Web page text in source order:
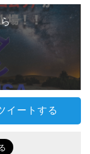
イートする